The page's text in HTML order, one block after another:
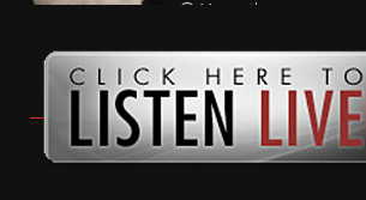
11 months ago